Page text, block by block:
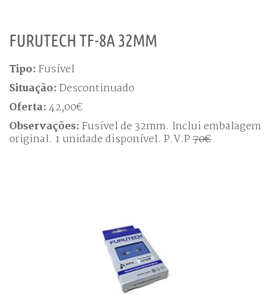
FURUTECH TF-8A 32MM
Tipo: Fusível
Situação: Descontinuado
Oferta: 42,00€
Observações: Fusível de 32mm. Inclui embalagem
original. 1 unidade disponível. P.V.P 70€